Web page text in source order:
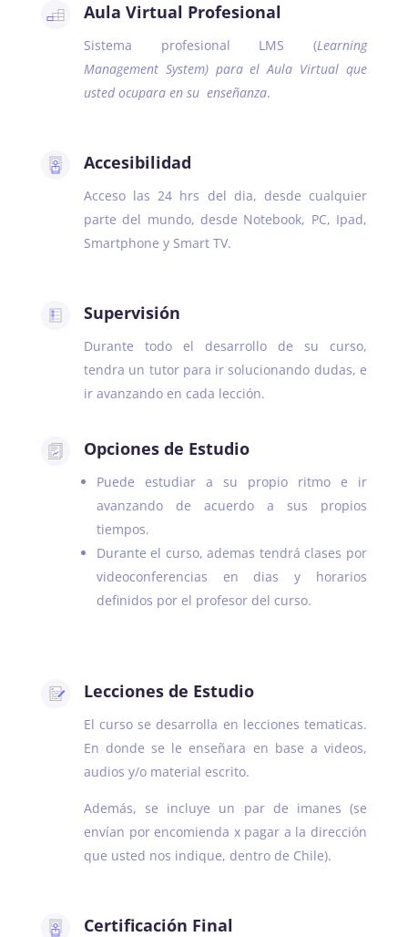
Aula Virtual Profesional
Sistema profesional LMS (Learning
Management System) para el Aula Virtual que
usted ocupara en su enseñanza.
Accesibilidad
Acceso las 24 hrs del dia, desde cualquier
parte del mundo, desde Notebook, PC, Ipad,
Smartphone y Smart TV.
Supervisión
Durante todo el desarrollo de su curso,
tendra un tutor para ir solucionando dudas, e
ir avanzando en cada lección.
Opciones de Estudio
Puede estudiar a su propio ritmo e ir
avanzando de acuerdo a sus propios
tiempos.
Durante el curso, ademas tendrá clases por
videoconferencias en dias y horarios
definidos por el profesor del curso.
Lecciones de Estudio
El curso se desarrolla en lecciones tematicas.
En donde se le enseñara en base a videos,
audios y/o material escrito.
Además, se incluye un par de imanes (se
envían por encomienda x pagar a la dirección
que usted nos indique, dentro de Chile).
Certificación Final